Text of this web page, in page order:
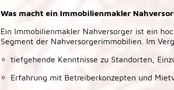
Was macht ein Immobilienmakler
Ein Immobilienmakler Nahversorger ist ein
Segment der Nahversorgerimmobilien. Im
tiefgehende Kenntnisse zu Standorten,
Erfahrung mit Betreiberkonzepten und